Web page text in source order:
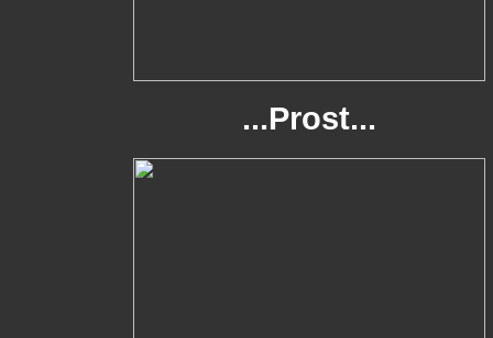
...Prost...